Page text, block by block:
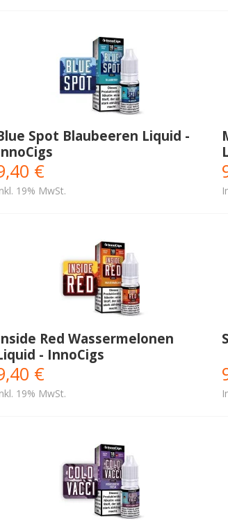
Spot Blaubeeren Liquid -
€
19% MwSt.
Red Wassermelonen
- InnoCigs
€
19% MwSt.